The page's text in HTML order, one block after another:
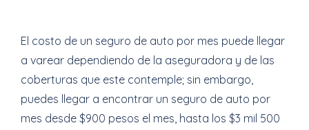
El costo de un seguro de auto por mes puede llegar
a varear dependiendo de la aseguradora y de las
coberturas que este contemple; sin embargo,
puedes llegar a encontrar un seguro de auto por
mes desde $900 pesos el mes, hasta los $3 mil 500